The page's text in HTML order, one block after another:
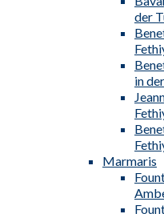
der
in
Marmaris